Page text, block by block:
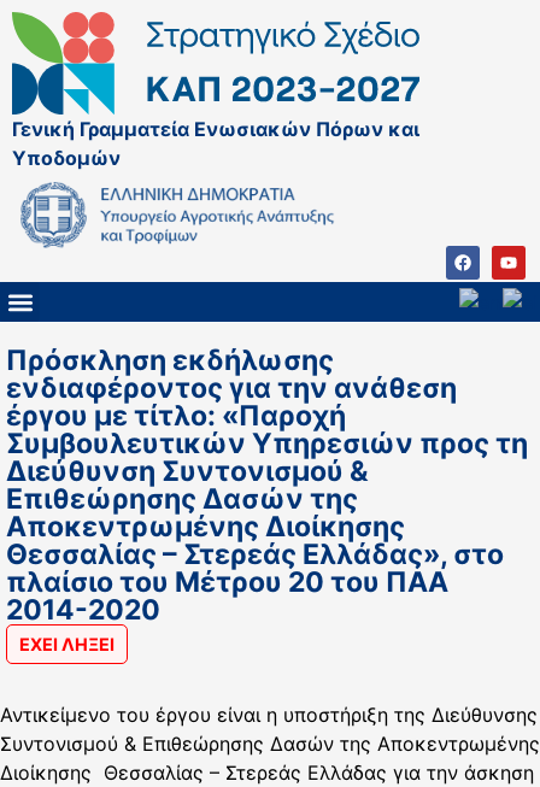
Γενική Γραμματεία Ενωσιακών Πόρων και
Υποδομών
Πρόσκληση εκδήλωσης
ενδιαφέροντος για την ανάθεση
έργου με τίτλο: «Παροχή
Συμβουλευτικών Υπηρεσιών προς τη
Διεύθυνση Συντονισμού &
Επιθεώρησης Δασών της
Αποκεντρωμένης Διοίκησης
Θεσσαλίας – Στερεάς Ελλάδας», στο
πλαίσιο του Μέτρου 20 του ΠΑΑ
2014-2020
ΕΧΕΙ ΛΗΞΕΙ
Αντικείμενο του έργου είναι η υποστήριξη της Διεύθυνσης
Συντονισμού & Επιθεώρησης Δασών της Αποκεντρωμένης
Διοίκησης Θεσσαλίας – Στερεάς Ελλάδας για την άσκηση